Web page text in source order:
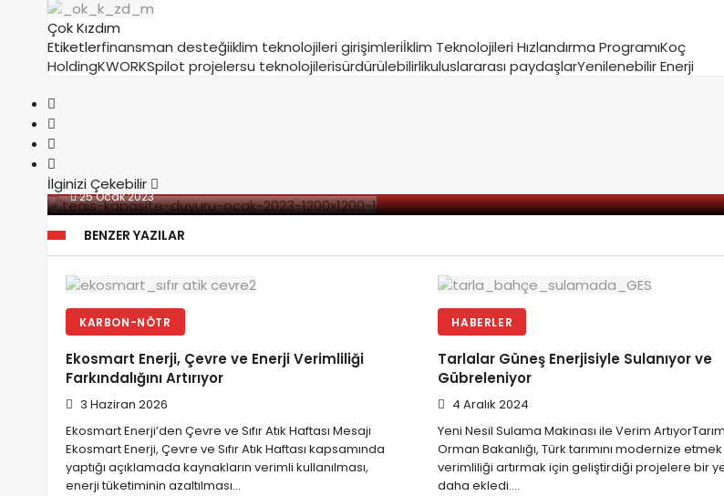
Çok Kızdım
Etiketlerfinansman desteğiiklim teknolojileri girişimleriİklim Teknolojileri Hızlandırma ProgramıKoç
HoldingKWORKSpilot projelersu teknolojilerisürdürülebilirlikuluslararası paydaşlarYenilenebilir Enerji
İlginizi Çekebilir
25 Ocak 2023
TEİAŞ: “Hibrit tesis projeleri ve 5.1.h kapsamındaki lisanssız projeler için 284,45
kapasite kaldı”
BENZER YAZILAR
KARBON-NÖTR
Ekosmart Enerji, Çevre ve Enerji Verimliliği
Farkındalığını Artırıyor
3 Haziran 2026
Ekosmart Enerji’den Çevre ve Sıfır Atık Haftası Mesajı
Ekosmart Enerji, Çevre ve Sıfır Atık Haftası kapsamında
yaptığı açıklamada kaynakların verimli kullanılması,
enerji tüketiminin azaltılması…
HABERLER
Tarlalar Güneş Enerjisiyle Sulanıyor ve
Gübreleniyor
4 Aralık 2024
Yeni Nesil Sulama Makinası ile Verim
Orman Bakanlığı, Türk tarımını modernize
verimliliği artırmak için geliştirdiği projelere bir
daha ekledi.…